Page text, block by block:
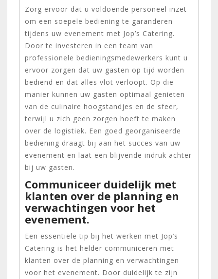
Zorg ervoor dat u voldoende personeel inzet
om een soepele bediening te garanderen
tijdens uw evenement met Jop’s Catering.
Door te investeren in een team van
professionele bedieningsmedewerkers kunt u
ervoor zorgen dat uw gasten op tijd worden
bediend en dat alles vlot verloopt. Op die
manier kunnen uw gasten optimaal genieten
van de culinaire hoogstandjes en de sfeer,
terwijl u zich geen zorgen hoeft te maken
over de logistiek. Een goed georganiseerde
bediening draagt bij aan het succes van uw
evenement en laat een blijvende indruk achter
bij uw gasten.
Communiceer duidelijk met
klanten over de planning en
verwachtingen voor het
evenement.
Een essentiële tip bij het werken met Jop’s
Catering is het helder communiceren met
klanten over de planning en verwachtingen
voor het evenement. Door duidelijk te zijn